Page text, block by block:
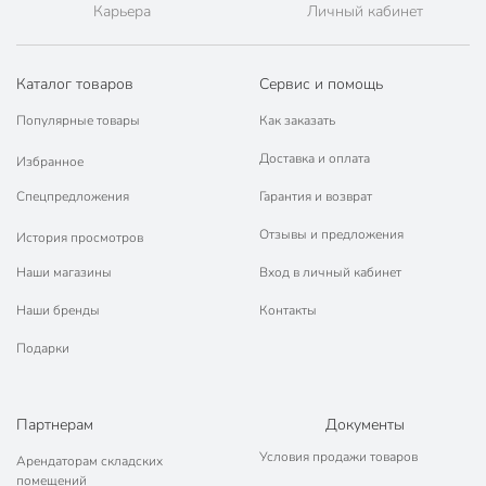
дном
Цвет
серебристый
Совместимые плиты
для газовых плит
для электрических
для
стеклокерамических
Выпускной клапан у крышки
Вид блюда
пельмени
макароны
Карьера Личный кабинет
Каталог товаров
Популярные товары
Избранное
Спецпредложения
История просмотров
Наши магазины
Наши бренды
Подарки
Сервис и помощь
Как заказать
Доставка и оплата
Гарантия и возврат
Отзывы и предложения
Вход в личный кабинет
Контакты
Партнерам
Арендаторам складских
помещений
Документы
Условия продажи товаров